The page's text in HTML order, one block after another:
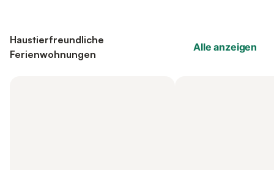
Haustierfreundliche
Ferienwohnungen
Alle anzeigen